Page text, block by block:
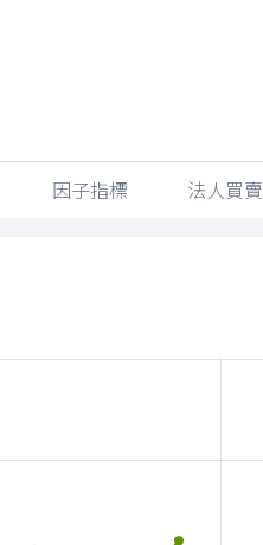
因子指標 法人買賣